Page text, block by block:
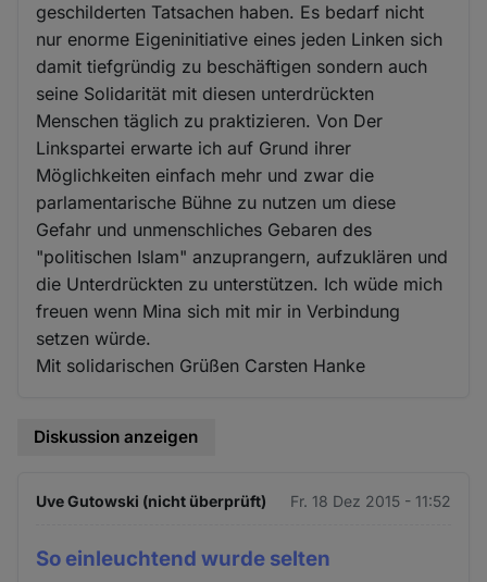
geschilderten Tatsachen haben. Es bedarf nicht
nur enorme Eigeninitiative eines jeden Linken sich
damit tiefgründig zu beschäftigen sondern auch
seine Solidarität mit diesen unterdrückten
Menschen täglich zu praktizieren. Von Der
Linkspartei erwarte ich auf Grund ihrer
Möglichkeiten einfach mehr und zwar die
parlamentarische Bühne zu nutzen um diese
Gefahr und unmenschliches Gebaren des
"politischen Islam" anzuprangern, aufzuklären und
die Unterdrückten zu unterstützen. Ich wüde mich
freuen wenn Mina sich mit mir in Verbindung
setzen würde.
Mit solidarischen Grüßen Carsten Hanke
Diskussion anzeigen
Uve Gutowski (nicht überprüft) Fr. 18 Dez 2015 - 11:52
So einleuchtend wurde selten